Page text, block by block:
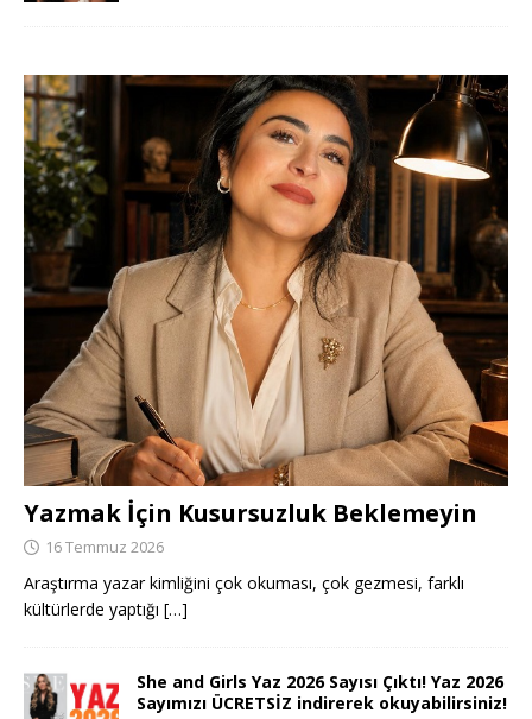
Yazmak İçin Kusursuzluk Beklemeyin
16 Temmuz 2026
Araştırma yazar kimliğini çok okuması, çok gezmesi, farklı
kültürlerde yaptığı […]
She and Girls Yaz 2026 Sayısı Çıktı! Yaz 2026
Sayımızı ÜCRETSİZ indirerek okuyabilirsiniz!